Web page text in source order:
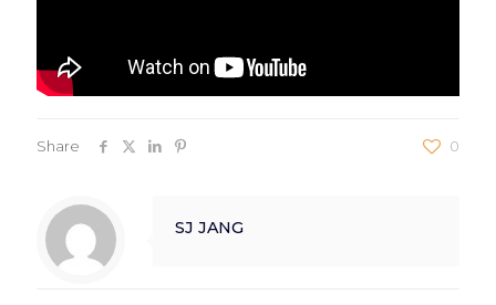
Share 0
SJ JANG